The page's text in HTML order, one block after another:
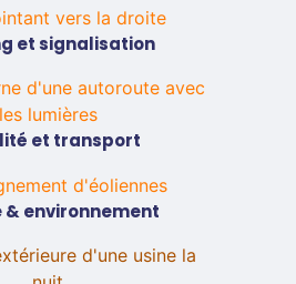
et signalisation
et transport
& environnement